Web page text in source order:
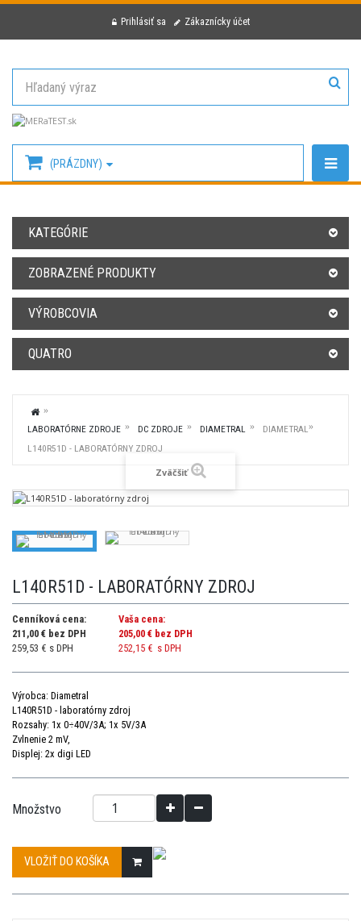
Prihlásiť sa Zákaznícky účet
(PRÁZDNY)
KATEGÓRIE
ZOBRAZENÉ PRODUKTY
VÝROBCOVIA
QUATRO
LABORATÓRNE ZDROJE DC ZDROJE DIAMETRAL
DIAMETRAL
L140R51D - LABORATÓRNY ZDROJ
Zväčšiť
L140R51D - LABORATÓRNY ZDROJ
Cenníková cena:
211,00 € bez DPH
259,53 € s DPH
Vaša cena:
205,00 € bez DPH
252,15 € s DPH
Výrobca: Diametral
L140R51D - laboratórny zdroj
Rozsahy: 1x 0÷40V/3A; 1x 5V/3A
Zvlnenie 2 mV,
Displej: 2x digi LED
Množstvo
VLOŽIŤ DO KOŠÍKA